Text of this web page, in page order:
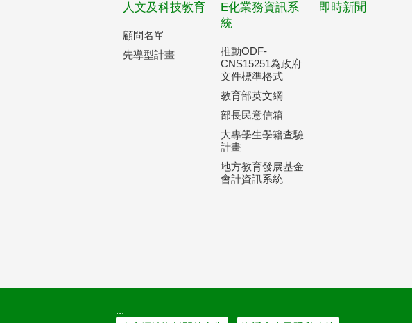
人文及科技教育
顧問名單
先導型計畫
E化業務資訊系
統
推動ODF-
CNS15251為政府
文件標準格式
教育部英文網
部長民意信箱
大專學生學籍查驗
計畫
地方教育發展基金
會計資訊系統
即時新聞
:::